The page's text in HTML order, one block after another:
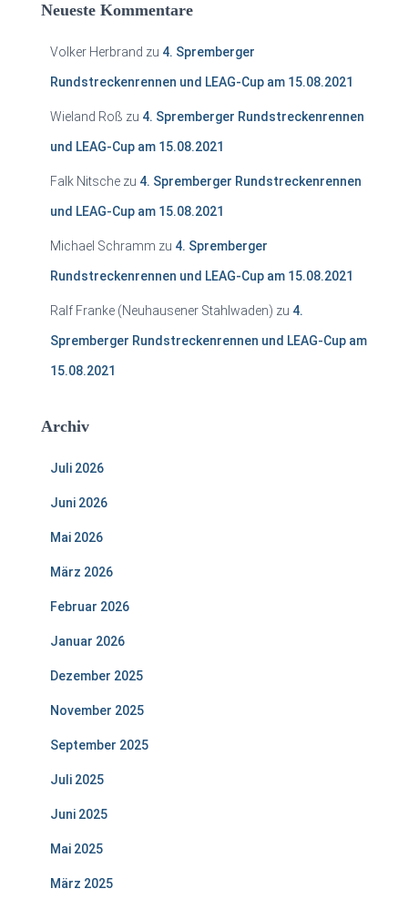
Neueste Kommentare
Volker Herbrand zu 4. Spremberger
Rundstreckenrennen und LEAG-Cup am 15.08.2021
Wieland Roß zu 4. Spremberger Rundstreckenrennen
und LEAG-Cup am 15.08.2021
Falk Nitsche zu 4. Spremberger Rundstreckenrennen
und LEAG-Cup am 15.08.2021
Michael Schramm zu 4. Spremberger
Rundstreckenrennen und LEAG-Cup am 15.08.2021
Ralf Franke (Neuhausener Stahlwaden) zu 4.
Spremberger Rundstreckenrennen und LEAG-Cup am
15.08.2021
Archiv
Juli 2026
Juni 2026
Mai 2026
März 2026
Februar 2026
Januar 2026
Dezember 2025
November 2025
September 2025
Juli 2025
Juni 2025
Mai 2025
März 2025